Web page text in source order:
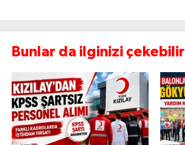
Bunlar da ilginizi çekebilir